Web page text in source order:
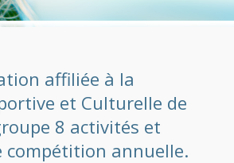
affiliée à la
et Culturelle de
8 activités et
compétition annuelle.